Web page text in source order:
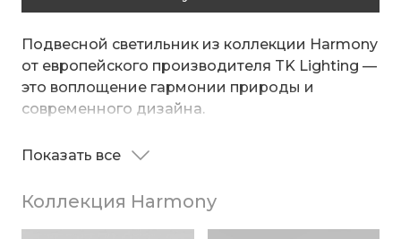
Подвесной светильник из коллекции Harmony
от европейского производителя TK Lighting —
это воплощение гармонии природы и
современного дизайна.
материала Juta, создаёт тёплое и уютное
пространство мягким, рассеянным светом.
Показать все
Коллекция Harmony